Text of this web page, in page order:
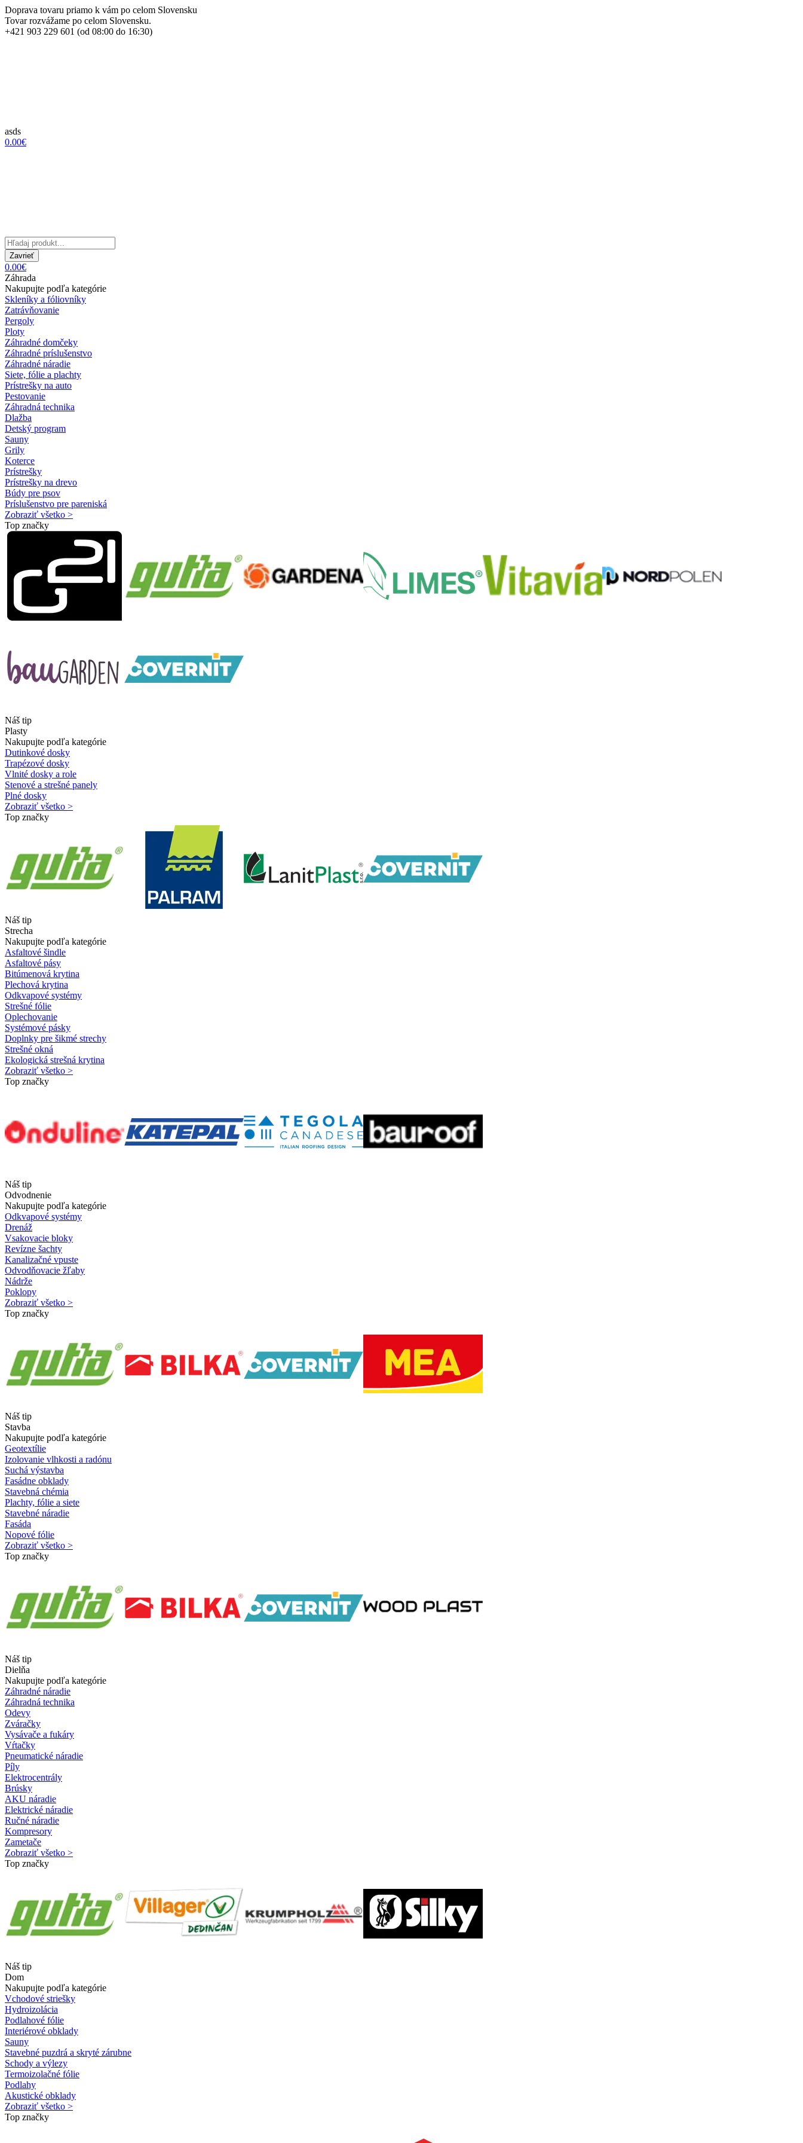
Doprava tovaru priamo k vám po celom Slovensku
Tovar rozvážame po celom Slovensku.
+421 903 229 601 (od 08:00 do 16:30)
asds
0.00€
Zavrieť
0.00€
Záhrada
Nakupujte podľa kategórie
Skleníky a fóliovníky
Zatrávňovanie
Pergoly
Ploty
Záhradné domčeky
Záhradné príslušenstvo
Záhradné náradie
Siete, fólie a plachty
Prístrešky na auto
Pestovanie
Záhradná technika
Dlažba
Detský program
Sauny
Grily
Koterce
Prístrešky
Prístrešky na drevo
Búdy pre psov
Príslušenstvo pre pareniská
Zobraziť všetko >
Top značky
Náš tip
Plasty
Nakupujte podľa kategórie
Dutinkové dosky
Trapézové dosky
Vlnité dosky a role
Stenové a strešné panely
Plné dosky
Zobraziť všetko >
Top značky
Náš tip
Strecha
Nakupujte podľa kategórie
Asfaltové šindle
Asfaltové pásy
Bitúmenová krytina
Plechová krytina
Odkvapové systémy
Strešné fólie
Oplechovanie
Systémové pásky
Doplnky pre šikmé strechy
Strešné okná
Ekologická strešná krytina
Zobraziť všetko >
Top značky
Náš tip
Odvodnenie
Nakupujte podľa kategórie
Odkvapové systémy
Drenáž
Vsakovacie bloky
Revízne šachty
Kanalizačné vpuste
Odvodňovacie žľaby
Nádrže
Poklopy
Zobraziť všetko >
Top značky
Náš tip
Stavba
Nakupujte podľa kategórie
Geotextílie
Izolovanie vlhkosti a radónu
Suchá výstavba
Fasádne obklady
Stavebná chémia
Plachty, fólie a siete
Stavebné náradie
Fasáda
Nopové fólie
Zobraziť všetko >
Top značky
Náš tip
Dielňa
Nakupujte podľa kategórie
Záhradné náradie
Záhradná technika
Odevy
Zváračky
Vysávače a fukáry
Vŕtačky
Pneumatické náradie
Píly
Elektrocentrály
Brúsky
AKU náradie
Elektrické náradie
Ručné náradie
Kompresory
Zametače
Zobraziť všetko >
Top značky
Náš tip
Dom
Nakupujte podľa kategórie
Vchodové striešky
Hydroizolácia
Podlahové fólie
Interiérové obklady
Sauny
Stavebné puzdrá a skryté zárubne
Schody a výlezy
Termoizolačné fólie
Podlahy
Akustické obklady
Zobraziť všetko >
Top značky